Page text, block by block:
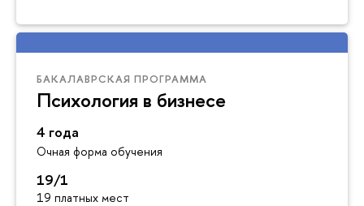
БАКАЛАВРСКАЯ ПРОГРАММА
Психология в бизнесе
4 года
Очная форма обучения
19/1
19 платных мест